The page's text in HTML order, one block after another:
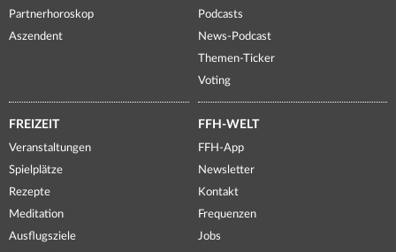
Partnerhoroskop
Aszendent
Podcasts
News-Podcast
Themen-Ticker
Voting
FREIZEIT
Veranstaltungen
Spielplätze
Rezepte
Meditation
Ausflugsziele
FFH-WELT
FFH-App
Newsletter
Kontakt
Frequenzen
Jobs